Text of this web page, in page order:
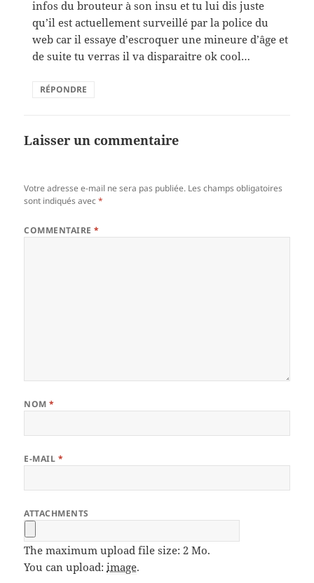
infos du brouteur à son insu et tu lui dis juste
qu’il est actuellement surveillé par la police du
web car il essaye d’escroquer une mineure d’âge et
de suite tu verras il va disparaitre ok cool…
RÉPONDRE
Laisser un commentaire
Votre adresse e-mail ne sera pas publiée. Les champs obligatoires
sont indiqués avec*
COMMENTAIRE*
NOM*
E-MAIL *
ATTACHMENTS
The maximum upload file size: 2 Mo.
You can upload:image.